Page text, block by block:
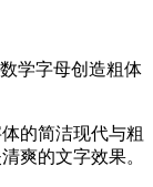
学字母创造粗体
的简洁现代与粗
爽的文字效果。